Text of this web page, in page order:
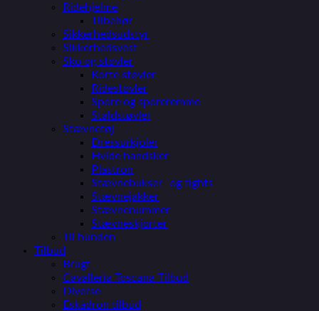
Ridehjelme
Tilbehør
Sikkerhedsudstyr
Sikkerhedsvest
Sko og støvler
Korte støvler
Ridestøvler
Spore og sporeremme
Staldstøvler
Stævnetøj
Dressurkjoler
Hvide handsker
Plastron
Stævnebukser- og tights
Stævnejakker
Stævnenummer
Stævneskjorter
Til hunden
Tilbud
Brugt
Cavalleria Toscana Tilbud
Diverse
Eskadron tilbud